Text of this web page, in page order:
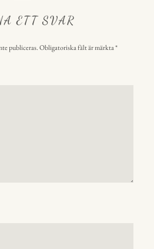
ETT SVAR
publiceras.Obligatoriska fält är märkta*